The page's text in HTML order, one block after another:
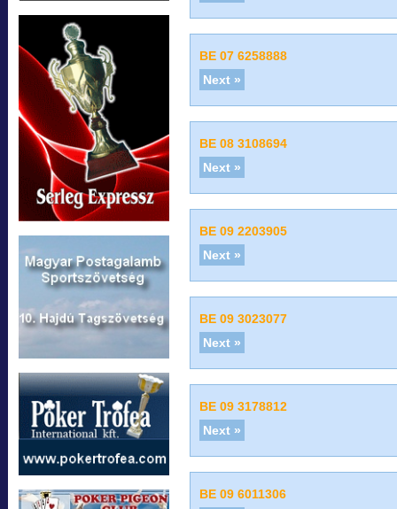
BE 07 6258888
Next »
BE 08 3108694
Next »
BE 09 2203905
Next »
BE 09 3023077
Next »
BE 09 3178812
Next »
BE 09 6011306